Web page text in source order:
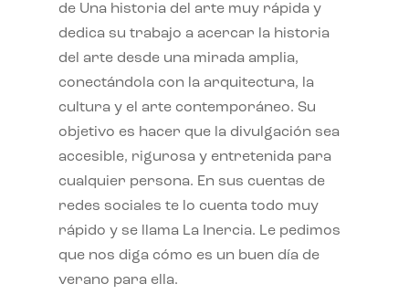
de Una historia del arte muy rápida y
dedica su trabajo a acercar la historia
del arte desde una mirada amplia,
conectándola con la arquitectura, la
cultura y el arte contemporáneo. Su
objetivo es hacer que la divulgación sea
accesible, rigurosa y entretenida para
cualquier persona. En sus cuentas de
redes sociales te lo cuenta todo muy
rápido y se llama La Inercia. Le pedimos
que nos diga cómo es un buen día de
verano para ella.